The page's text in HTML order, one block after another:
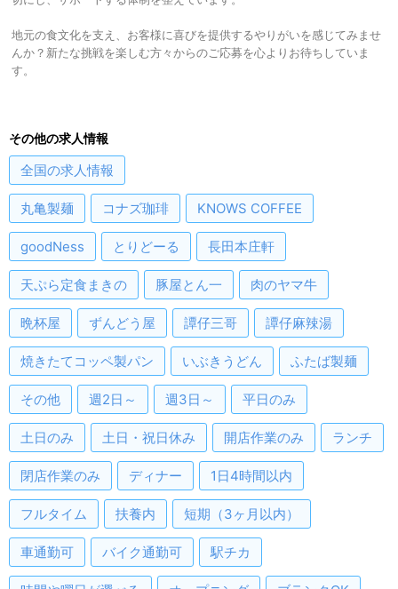
地元の食文化を支え、お客様に喜びを提供するやりがいを感じてみませ
んか？新たな挑戦を楽しむ方々からのご応募を心よりお待ちしていま
す。
その他の求人情報
全国の求人情報
丸亀製麺 コナズ珈琲 KNOWS COFFEE
goodNess とりどーる 長田本庄軒
天ぷら定食まきの 豚屋とん一 肉のヤマ牛
晩杯屋 ずんどう屋 譚仔三哥 譚仔麻辣湯
焼きたてコッペ製パン いぶきうどん ふたば製麺
その他 週2日～ 週3日～ 平日のみ
土日のみ 土日・祝日休み 開店作業のみ ランチ
閉店作業のみ ディナー 1日4時間以内
フルタイム 扶養内 短期（3ヶ月以内）
車通勤可 バイク通勤可 駅チカ